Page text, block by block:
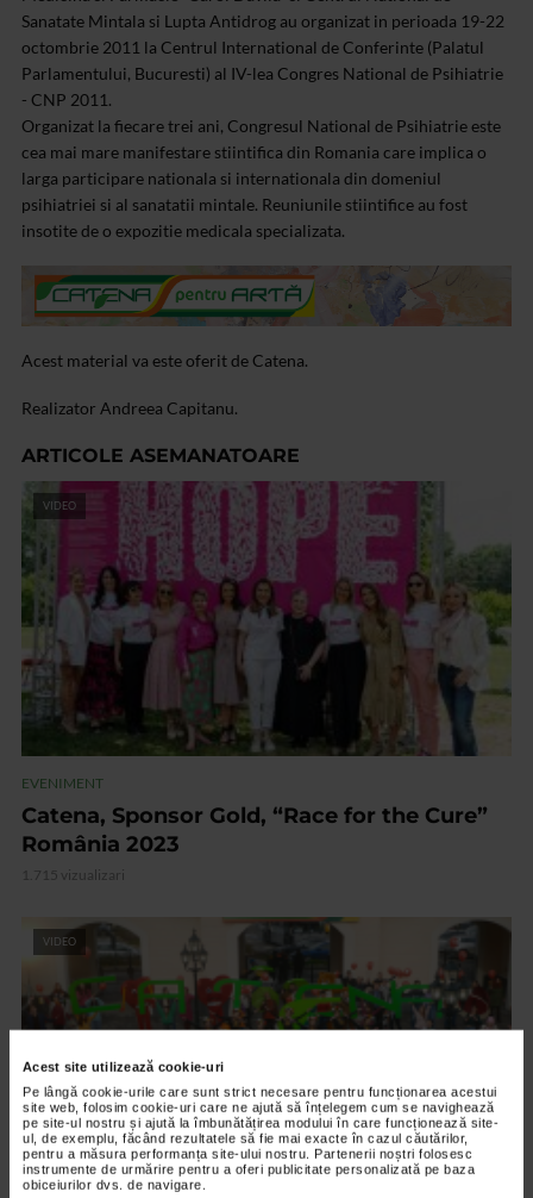
Acest site utilizează cookie-uri
Pe lângă cookie-urile care sunt strict necesare pentru funcționarea acestui
site web, folosim cookie-uri care ne ajută să înțelegem cum se navighează
pe site-ul nostru și ajută la îmbunătățirea modului în care funcționează site-
ul, de exemplu, făcând rezultatele să fie mai exacte în cazul căutărilor,
pentru a măsura performanța site-ului nostru. Partenerii noștri folosesc
instrumente de urmărire pentru a oferi publicitate personalizată pe baza
obiceiurilor dvs. de navigare.
Sanatate Mintala si Lupta Antidrog au organizat in perioada 19-22
octombrie 2011 la Centrul International de Conferinte (Palatul
Parlamentului, Bucuresti) al IV-lea Congres National de Psihiatrie
- CNP 2011.
Organizat la fiecare trei ani, Congresul National de Psihiatrie este
cea mai mare manifestare stiintifica din Romania care implica o
larga participare nationala si internationala din domeniul
psihiatriei si al sanatatii mintale. Reuniunile stiintifice au fost
insotite de o expozitie medicala specializata.
Acest material va este oferit de Catena.
Realizator Andreea Capitanu.
ARTICOLE ASEMANATOARE
VIDEO
EVENIMENT
Catena, Sponsor Gold, “Race for the Cure”
România 2023
1.715 vizualizari
VIDEO